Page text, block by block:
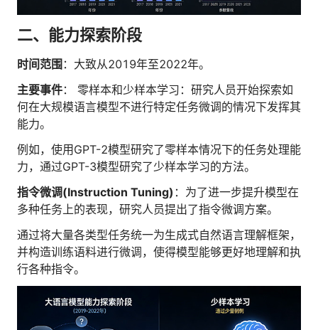
二、能力探索阶段
时间范围：大致从2019年至2022年。
主要事件： 零样本和少样本学习：研究人员开始探索如
何在大规模语言模型不进行特定任务微调的情况下发挥其
能力。
例如，使用GPT-2模型研究了零样本情况下的任务处理能
力，通过GPT-3模型研究了少样本学习的方法。
指令微调(Instruction Tuning) ：为了进一步提升模型在
多种任务上的表现，研究人员提出了指令微调方案。
通过将大量各类型任务统一为生成式自然语言理解框架，
并构造训练语料进行微调，使得模型能够更好地理解和执
行各种指令。